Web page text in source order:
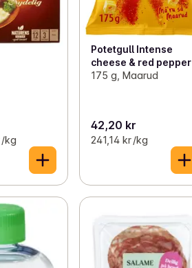
/kg
Potetgull Intense
cheese & red pepper
175 g, Maarud
42,20 kr
241,14 kr /kg